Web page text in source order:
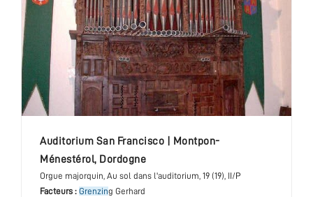
Auditorium San Francisco
Montpon-
Ménestérol, Dordogne
Orgue majorquin, Au sol dans l'auditorium, 19 (19), II/P
Facteurs : Grenzing Gerhard